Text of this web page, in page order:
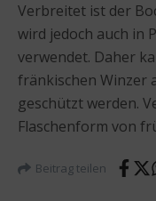
Verbreitet ist der
wird jedoch auch in
verwendet. Daher
fränkischen Winzer
geschützt werden.
Flaschenform von
Beitrag teilen